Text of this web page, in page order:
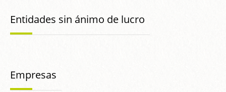
Entidades sin ánimo de lucro
Empresas